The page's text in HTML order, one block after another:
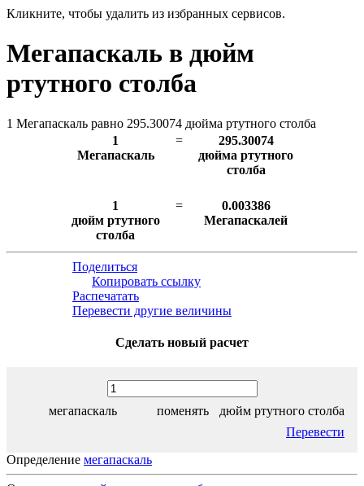
Кликните, чтобы удалить из избранных сервисов.
Мегапаскаль в дюйм
ртутного столба
1 Мегапаскаль равно 295.30074 дюйма ртутного столба
1
Мегапаскаль
=
295.30074
дюйма ртутного
столба
1
дюйм ртутного
столба
=
0.003386
Мегапаскалей
Поделиться
Копировать ссылку
Распечатать
Перевести другие величины
Сделать новый расчет
мегапаскаль поменять
дюйм ртутного столба
Перевести
Определение мегапаскаль